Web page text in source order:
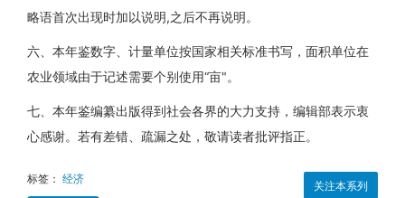
略语首次出现时加以说明,之后不再说明。
六、本年鉴数字、计量单位按国家相关标准书写，面积单位在
农业领域由于记述需要个别使用“亩"。
七、本年鉴编纂出版得到社会各界的大力支持，编辑部表示衷
心感谢。若有差错、疏漏之处，敬请读者批评指正。
关注本系列
标签： 经济